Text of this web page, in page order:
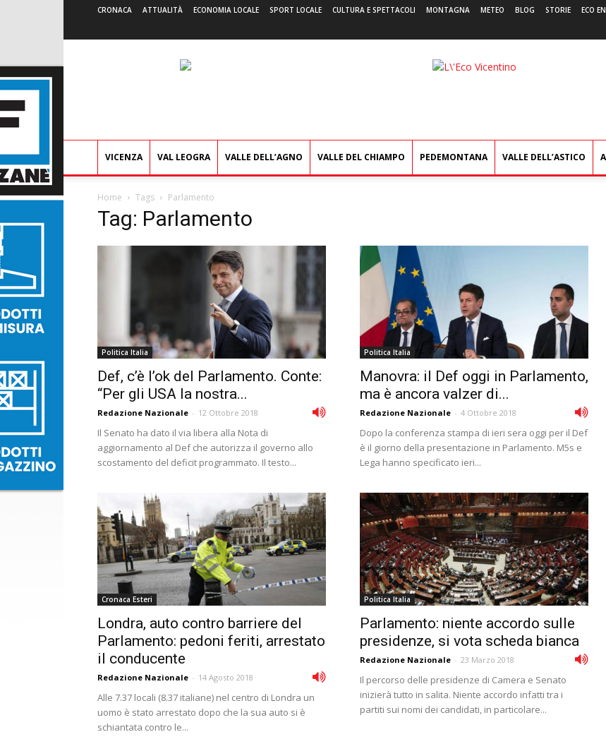
CRONACA ATTUALITÀ ECONOMIA LOCALE SPORT LOCALE CULTURA E SPETTACOLI MONTAGNA METEO BLOG STORIE ECO
L'Eco
VICENZA VAL LEOGRA VALLE DELL’AGNO VALLE DEL CHIAMPO PEDEMONTANA VALLE DELL’ASTICO
Home Tags Parlamento
Tag: Parlamento
Politica Italia
Def, c’è l’ok del Parlamento. Conte:
“Per gli USA la nostra...
Redazione Nazionale - 12 Ottobre 2018
Il Senato ha dato il via libera alla Nota di
aggiornamento al Def che autorizza il governo allo
scostamento del deficit programmato. Il testo...
Politica Italia
Manovra: il Def oggi in Parlamento,
ma è ancora valzer di...
Redazione Nazionale - 4 Ottobre 2018
Dopo la conferenza stampa di ieri sera oggi per il Def
è il giorno della presentazione in Parlamento. M5s e
Lega hanno specificato ieri...
Cronaca Esteri
Londra, auto contro barriere del
Parlamento: pedoni feriti, arrestato
il conducente
Redazione Nazionale - 14 Agosto 2018
Alle 7.37 locali (8.37 italiane) nel centro di Londra un
uomo è stato arrestato dopo che la sua auto si è
schiantata contro le...
Politica Italia
Parlamento: niente accordo sulle
presidenze, si vota scheda bianca
Redazione Nazionale - 23 Marzo 2018
Il percorso delle presidenze di Camera e Senato
inizierà tutto in salita. Niente accordo infatti tra i
partiti sui nomi dei candidati, in particolare...